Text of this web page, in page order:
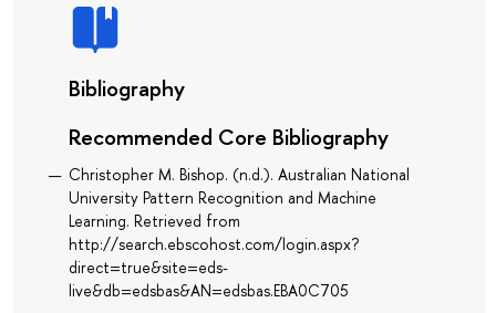
Bibliography
Recommended Core Bibliography
Christopher M. Bishop. (n.d.). Australian National
University Pattern Recognition and Machine
Learning. Retrieved from
http://search.ebscohost.com/login.aspx?
direct=true&site=eds-
live&db=edsbas&AN=edsbas.EBA0C705